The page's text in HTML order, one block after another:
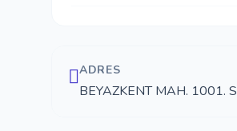
ADRES
BEYAZKENT MAH. 1001.